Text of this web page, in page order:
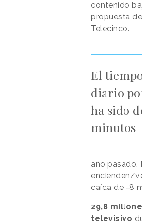
contenido
propuesta
Telecinco.
El
diario
ha sido
minutos
año pasado.
encienden/
caída de -8
29,8
televisivo